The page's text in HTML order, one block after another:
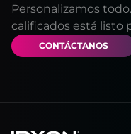
Personalizamos
calificados está listo
CONTÁCTANOS